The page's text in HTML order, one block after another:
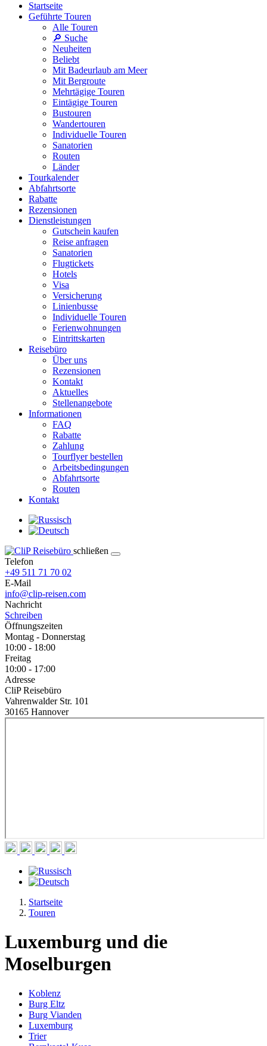
Startseite
Geführte Touren
Alle Touren
🔎 Suche
Neuheiten
Beliebt
Mit Badeurlaub am Meer
Mit Bergroute
Mehrtägige Touren
Eintägige Touren
Bustouren
Wandertouren
Individuelle Touren
Sanatorien
Routen
Länder
Tourkalender
Abfahrtsorte
Rabatte
Rezensionen
Dienstleistungen
Gutschein kaufen
Reise anfragen
Sanatorien
Flugtickets
Hotels
Visa
Versicherung
Linienbusse
Individuelle Touren
Ferienwohnungen
Eintrittskarten
Reisebüro
Über uns
Rezensionen
Kontakt
Aktuelles
Stellenangebote
Informationen
FAQ
Rabatte
Zahlung
Tourflyer bestellen
Arbeitsbedingungen
Abfahrtsorte
Routen
Kontakt
schließen
Telefon
+49 511 71 70 02
E-Mail
info@clip-reisen.com
Nachricht
Schreiben
Öffnungszeiten
Montag - Donnerstag
10:00 - 18:00
Freitag
10:00 - 17:00
Adresse
CliP Reisebüro
Vahrenwalder Str. 101
30165 Hannover
Startseite
Touren
Luxemburg und die
Moselburgen
Koblenz
Burg Eltz
Burg Vianden
Luxemburg
Trier